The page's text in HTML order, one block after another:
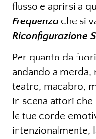
flusso e aprirsi a
Frequenza che si
Riconfigurazione
Per quanto da
andando a
teatro, macabro,
in scena attori
le tue corde
intenzionalmente,